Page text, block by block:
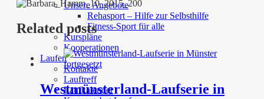
Unsere Angebote
Rehasport – Hilfe zur Selbsthilfe
Fitness-Sport für alle
Kurspläne
Kooperationen
Laufen
Kontakte
Lauftreff
Laufkalender
Related posts
Westmünsterland-Laufserie in